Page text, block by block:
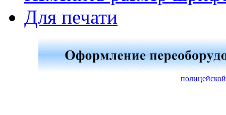
Для печати